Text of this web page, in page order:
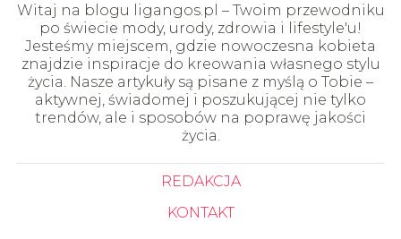
Witaj na blogu ligangos.pl – Twoim przewodniku
po świecie mody, urody, zdrowia i lifestyle'u!
Jesteśmy miejscem, gdzie nowoczesna kobieta
znajdzie inspiracje do kreowania własnego stylu
życia. Nasze artykuły są pisane z myślą o Tobie –
aktywnej, świadomej i poszukującej nie tylko
trendów, ale i sposobów na poprawę jakości
życia.
REDAKCJA
KONTAKT